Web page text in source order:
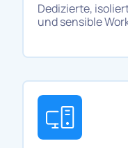
Dedizierte,
und sensible